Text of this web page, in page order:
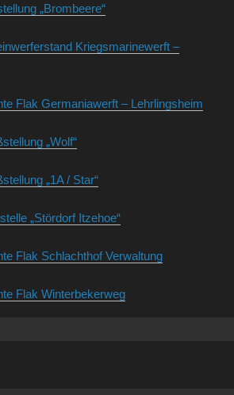
„Brombeere“
Kriegsmarinewerft –
Flak Germaniawerft – Lehrlingsheim
„Wolf“
„1A / Star“
„Stördorf Itzehoe“
Flak Schlachthof Verwaltung
Flak Winterbekerweg